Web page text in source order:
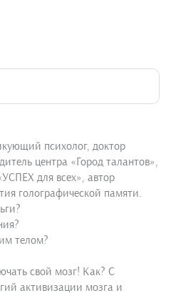
психолог, доктор
центра «Город талантов»,
для всех», автор
голографической памяти.
телом?
свой мозг! Как? С
активизации мозга и